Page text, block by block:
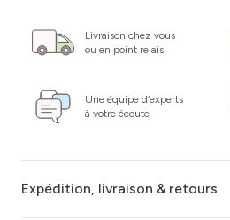
Livraison chez vous
ou en point relais
Une équipe d’experts
à votre écoute
Expédition, livraison & retours